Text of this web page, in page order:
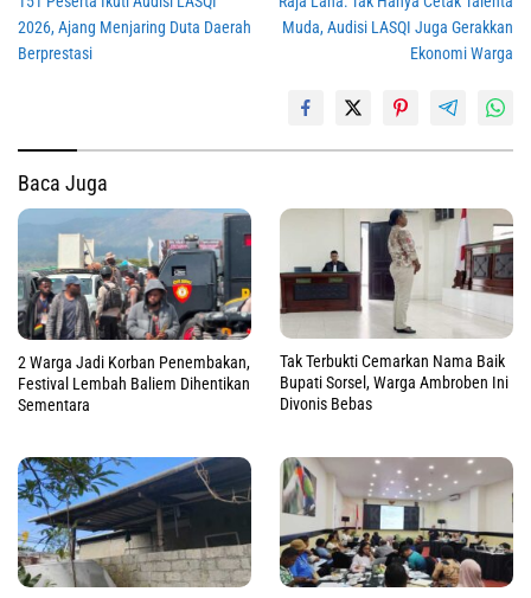
pos
2026, Ajang Menjaring Duta Daerah
Berprestasi
Muda, Audisi LASQI Juga Gerakkan
Ekonomi Warga
Baca Juga
2 Warga Jadi Korban Penembakan,
Festival Lembah Baliem Dihentikan
Sementara
Tak Terbukti Cemarkan Nama Baik
Bupati Sorsel, Warga Ambroben Ini
Divonis Bebas